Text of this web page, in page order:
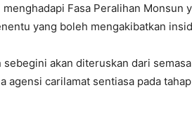
Fasa Peralihan Monsun
yang boleh mengakibatkan
akan diteruskan dari
agensi carilamat sentiasa pada